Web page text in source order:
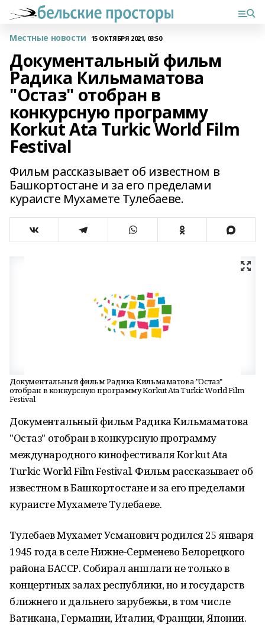
Местные новости 15 ОКТЯБРЯ 2021, 03:50
Документальный фильм
Радика Кильмаматова
"Остаз" отобран в
конкурсную программу
Korkut Ata Turkic World Film
Festival
Фильм рассказывает об известном в
Башкортостане и за его пределами
кураисте Мухамете Тулебаеве.
Документальный фильм Радика Кильмаматова "Остаз"
отобран в конкурсную программу Korkut Ata Turkic World Film
Festival
Документальный фильм Радика Кильмаматова
"Остаз" отобран в конкурсную программу
международного кинофестиваля Korkut Ata
Turkic World Film Festival. Фильм рассказывает об
известном в Башкортостане и за его пределами
кураисте Мухамете Тулебаеве.
Тулебаев Мухамет Усманович родился 25 января
1945 года в селе Нижне-Серменево Белорецкого
района БАССР. Собирал аншлаги не только в
концертных залах республики, но и государств
ближнего и дальнего зарубежья, в том числе
Ватикана, Германии, Италии, Франции, Японии.